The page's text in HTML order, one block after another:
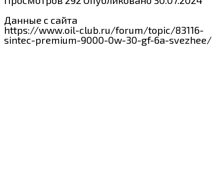
Данные с сайта
https://www.oil-club.ru/forum/topic/83116-
sintec-premium-9000-0w-30-gf-6a-svezhee/